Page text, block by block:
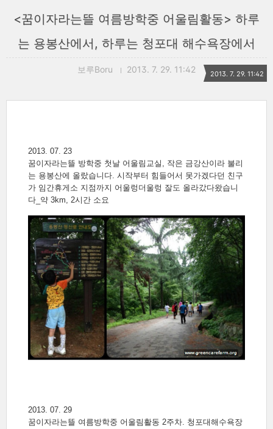
<꿈이자라는뜰 여름방학중 어울림활동> 하루
는 용봉산에서, 하루는 청포대 해수욕장에서
보루Boru 2013. 7. 29. 11:42 2013. 7. 29. 11:42
2013. 07. 23
꿈이자라는뜰 방학중 첫날 어울림교실, 작은 금강산이라 불리
는 용봉산에 올랐습니다. 시작부터 힘들어서 못가겠다던 친구
가 임간휴게소 지점까지 어울렁더울렁 잘도 올라갔다왔습니
다_약 3km, 2시간 소요
2013. 07. 29
꿈이자라는뜰 여름방학중 어울림활동 2주차. 청포대해수욕장